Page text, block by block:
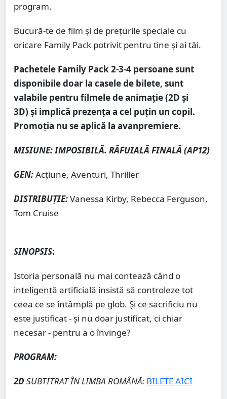
program.
Bucură-te de film și de prețurile speciale cu
oricare Family Pack potrivit pentru tine și ai tăi.
Pachetele Family Pack 2-3-4 persoane sunt
disponibile doar la casele de bilete, sunt
valabile pentru filmele de animație (2D și
3D) și implică prezența a cel puțin un copil.
Promoția nu se aplică la avanpremiere.
MISIUNE: IMPOSIBILĂ. RĂFUIALĂ FINALĂ (AP12)
GEN:Acţiune, Aventuri, Thriller
DISTRIBUȚIE:Vanessa Kirby, Rebecca Ferguson,
Tom Cruise
SINOPSIS:
Istoria personală nu mai contează când o
inteligenţă artificială insistă să controleze tot
ceea ce se întâmplă pe glob. Şi ce sacrificiu nu
este justificat - şi nu doar justificat, ci chiar
necesar - pentru a o învinge?
PROGRAM:
2D SUBTITRAT ÎN LIMBA ROMÂNĂ: BILETE AICI